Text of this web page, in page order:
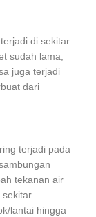
di sekitar
sudah lama,
juga terjadi
dari
terjadi pada
tekanan air
sekitar
lantai hingga